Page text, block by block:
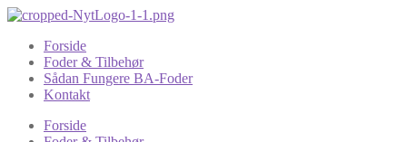
Forside
Foder & Tilbehør
Sådan Fungere BA-Foder
Kontakt
Forside